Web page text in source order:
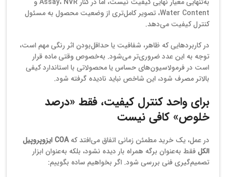
Water Content، تصویر کامل‌تری از وضعیت محصول به مسئول
کنترل کیفیت می‌دهد.
در کاربردهایی که ظاهر، شفافیت یا حداقل‌بودن اثر رنگی مهم است،
توجه به این عدد ضروری‌تر می‌شود. به‌خصوص وقتی ماده قرار
است در فرمولاسیون‌های حساس یا محصولاتی با استاندارد کیفی
بالاتر مصرف شود، این شاخص نباید نادیده گرفته شود.
برای واحد کنترل کیفیت، فقط «درصد
خلوص» کافی نیست
در عمل، یک خرید مطمئن زمانی اتفاق می‌افتد که
COA ایزوپروپیل
الکلفقط به‌عنوان برگه همراه بار دیده نشود، بلکه به‌عنوان ابزار
تصمیم‌گیری فنی بررسی شود. اگر بخواهیم ساده بگوییم: